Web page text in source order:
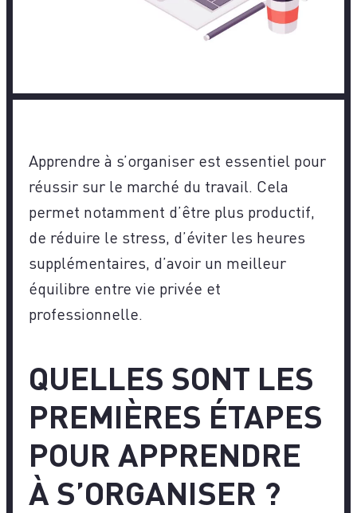
Apprendre à s’organiser est essentiel pour
réussir sur le marché du travail. Cela
permet notamment d’être plus productif,
de réduire le stress, d’éviter les heures
supplémentaires, d’avoir un meilleur
équilibre entre vie privée et
professionnelle.
QUELLES SONT LES
PREMIÈRES ÉTAPES
POUR APPRENDRE
À S’ORGANISER ?